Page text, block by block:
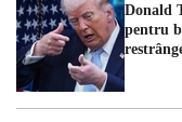
Donald
pentru